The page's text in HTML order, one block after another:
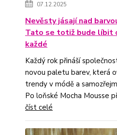
07.12.2025
Nevěsty jásají nad
Tato se totiž bude líbit
každé
Každý rok přináší
novou paletu barev, která
trendy v módě a
Po loňské Mocha Mousse
číst celé